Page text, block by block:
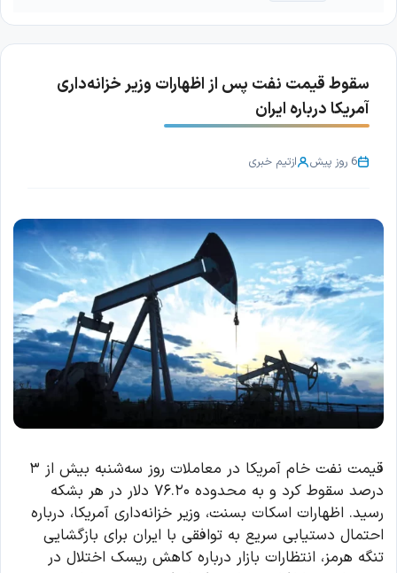
سقوط قیمت نفت پس از اظهارات وزیر خزانه‌داری
آمریکا درباره ایران
6 روز پیش ازتیم خبری
قیمت نفت خام آمریکا در معاملات روز سه‌شنبه بیش از ۳
درصد سقوط کرد و به محدوده ۷۶.۲۰ دلار در هر بشکه
رسید. اظهارات اسکات بسنت، وزیر خزانه‌داری آمریکا، درباره
احتمال دستیابی سریع به توافقی با ایران برای بازگشایی
تنگه هرمز، انتظارات بازار درباره کاهش ریسک اختلال در